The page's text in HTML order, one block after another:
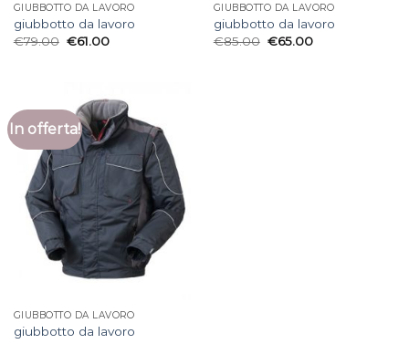
GIUBBOTTO DA LAVORO
giubbotto da lavoro
€79.00 €61.00
GIUBBOTTO DA LAVORO
giubbotto da lavoro
€85.00 €65.00
In offerta!
GIUBBOTTO DA LAVORO
giubbotto da lavoro